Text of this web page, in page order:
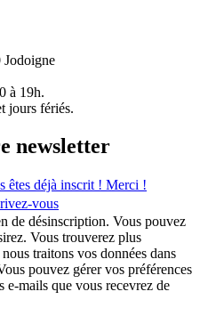
Jodoigne
à 19h.
jours fériés.
newsletter
êtes déjà inscrit ! Merci !
vous
de désinscription. Vous pouvez
Vous trouverez plus
traitons vos données dans
pouvez gérer vos préférences
e-mails que vous recevrez de